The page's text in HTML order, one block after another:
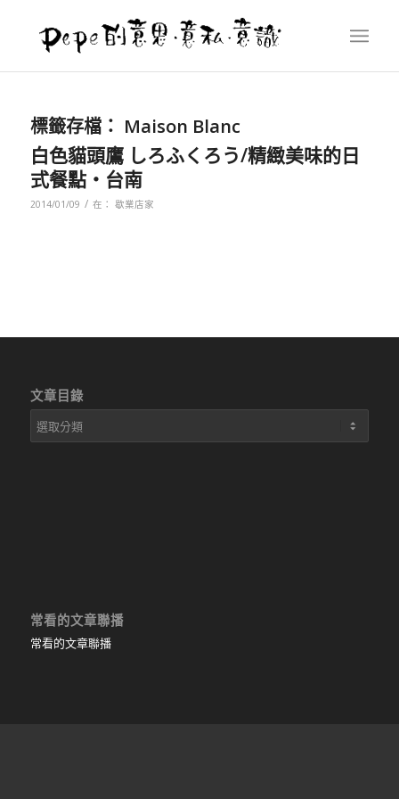
標籤存檔： Maison Blanc
白色貓頭鷹 しろふくろう/精緻美味的日
式餐點‧台南
2014/01/09 / 在： 歇業店家
文章目錄
文
章
常看的文章聯播
常看的文章聯播